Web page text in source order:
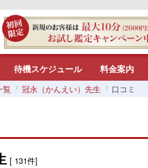
待機スケジュール 料金案内
覧 冠永（かんえい）先生 口コミ
[ 131件]